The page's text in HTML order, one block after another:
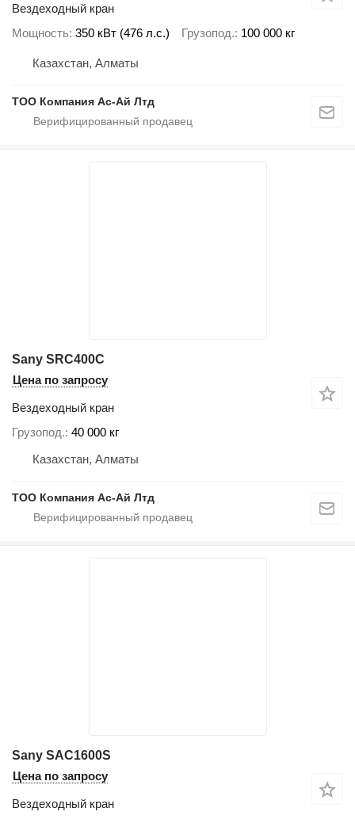
Вездеходный кран
Мощность 350 кВт (476 л.с.) Грузопод. 100 000 кг
Казахстан, Алматы
ТОО Компания Ас-Ай Лтд
Sany SRC400C
Цена по запросу
Вездеходный кран
Грузопод. 40 000 кг
Казахстан, Алматы
ТОО Компания Ас-Ай Лтд
Sany SAC1600S
Цена по запросу
Вездеходный кран